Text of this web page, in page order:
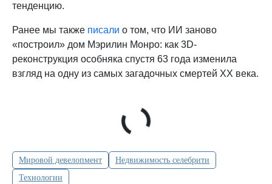
тенденцию.
Ранее мы также писали о том, что ИИ заново
«построил» дом Мэрилин Монро: как 3D-
реконструкция особняка спустя 63 года изменила
взгляд на одну из самых загадочных смертей XX века.
Мировой девелопмент
Недвижимость селебрити
Технологии